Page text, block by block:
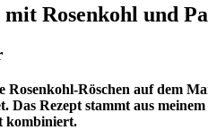
Rosenkohl und
Rosenkohl-Röschen auf dem
Das Rezept stammt aus
kombiniert.